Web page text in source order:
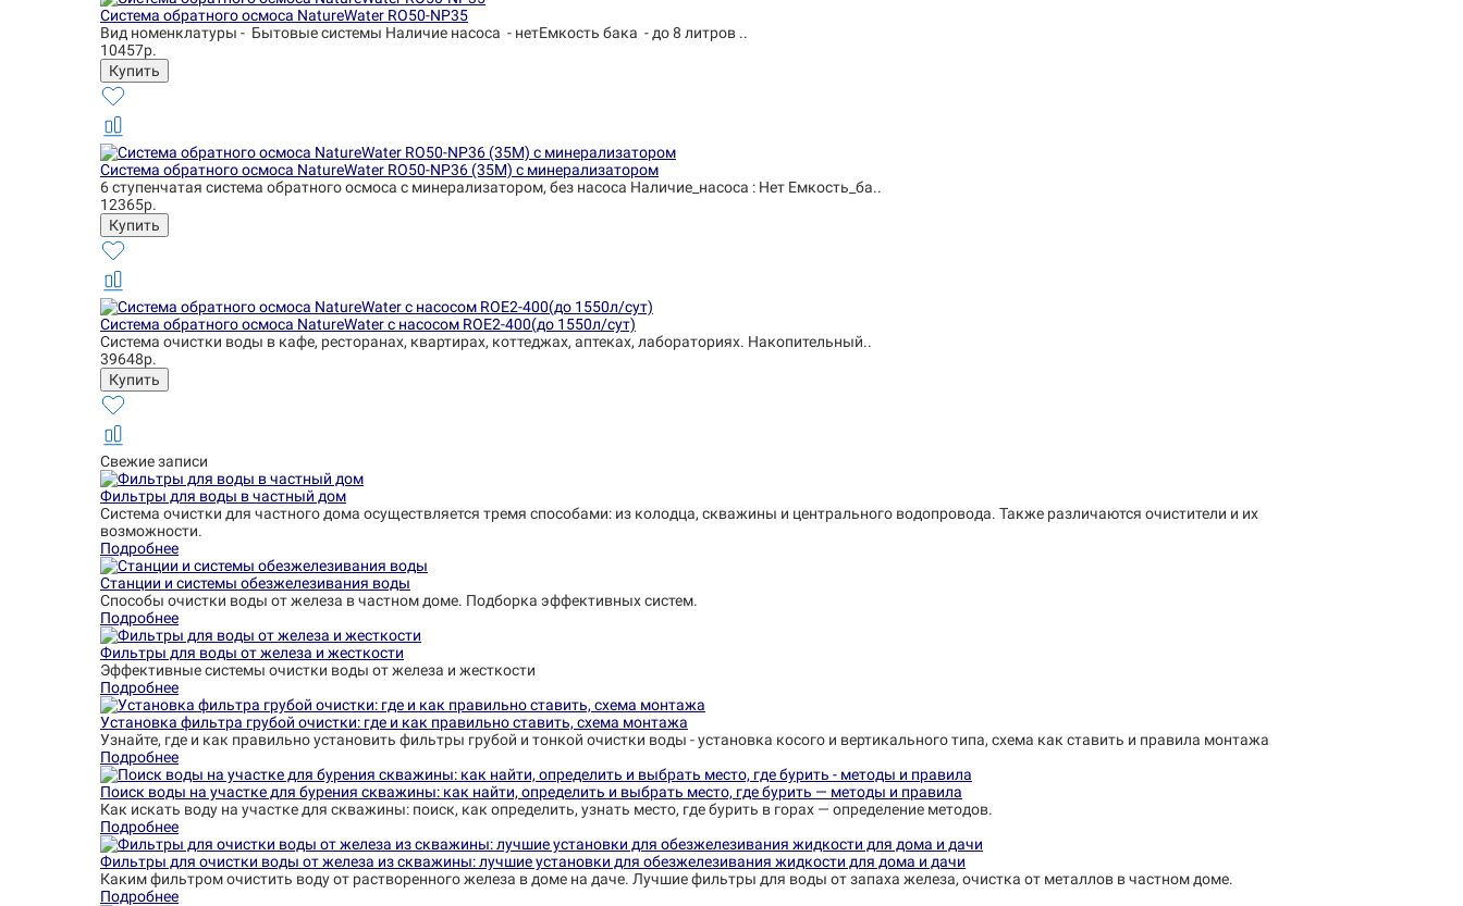
Система обратного осмоса NatureWater RO50-NP35
Вид номенклатуры - Бытовые системы Наличие насоса - нетЕмкость бака - до 8 литров ..
10457р.
Система обратного осмоса NatureWater RO50-NP36 (35М) с минерализатором
6 ступенчатая система обратного осмоса с минерализатором, без насоса Наличие_насоса : Нет Емкость_ба..
12365р.
Система обратного осмоса NatureWater с насосом ROE2-400(до 1550л/сут)
Система очистки воды в кафе, ресторанах, квартирах, коттеджах, аптеках, лабораториях. Накопительный..
39648р.
Свежие записи
Фильтры для воды в частный дом
Система очистки для частного дома осуществляется тремя способами: из колодца, скважины и центрального водопровода. Также различаются очистители и их
возможности.
Подробнее
Станции и системы обезжелезивания воды
Способы очистки воды от железа в частном доме. Подборка эффективных систем.
Подробнее
Фильтры для воды от железа и жесткости
Эффективные системы очистки воды от железа и жесткости
Подробнее
Установка фильтра грубой очистки: где и как правильно ставить, схема монтажа
Узнайте, где и как правильно установить фильтры грубой и тонкой очистки воды - установка косого и вертикального типа, схема как ставить и правила монтажа
Подробнее
Поиск воды на участке для бурения скважины: как найти, определить и выбрать место, где бурить — методы и правила
Как искать воду на участке для скважины: поиск, как определить, узнать место, где бурить в горах — определение методов.
Подробнее
Фильтры для очистки воды от железа из скважины: лучшие установки для обезжелезивания жидкости для дома и дачи
Каким фильтром очистить воду от растворенного железа в доме на даче. Лучшие фильтры для воды от запаха железа, очистка от металлов в частном доме.
Подробнее